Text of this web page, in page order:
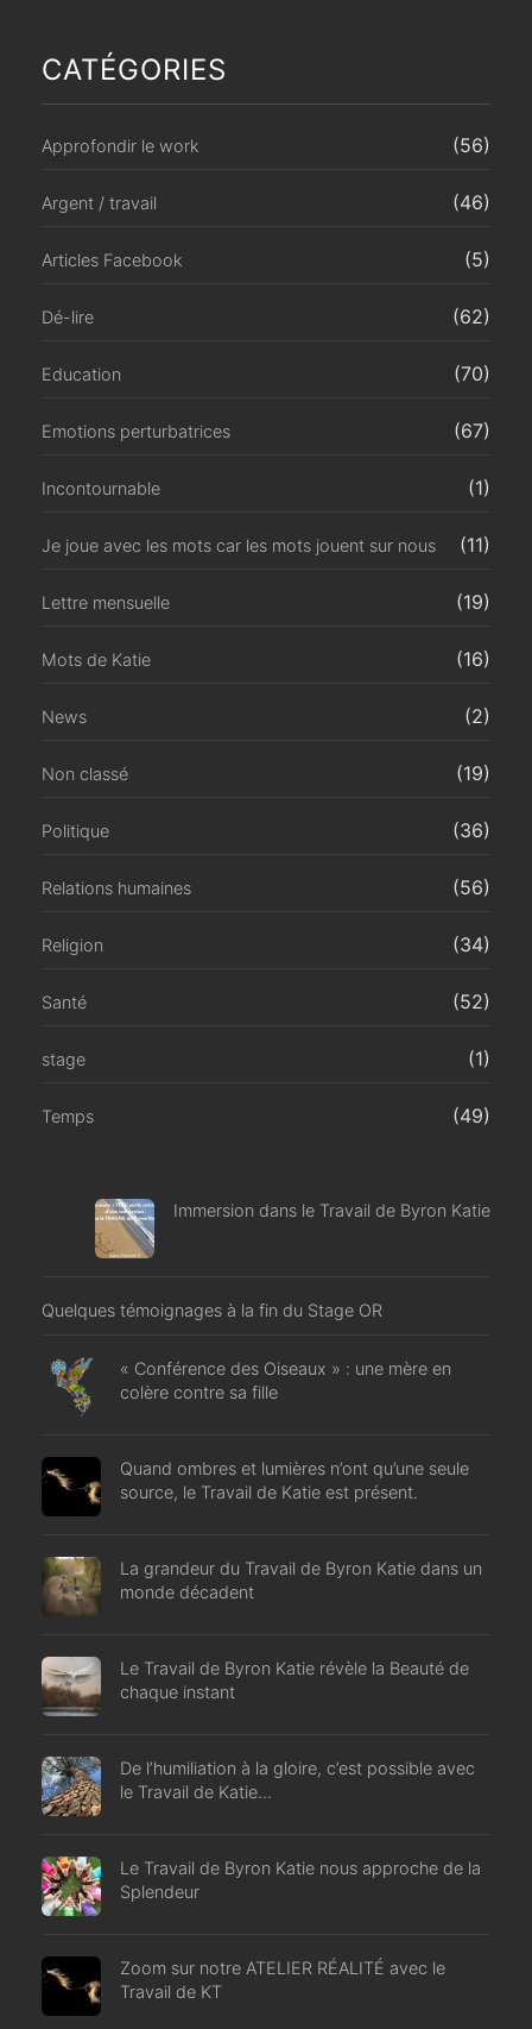
CATÉGORIES
Approfondir le work (56)
Argent / travail (46)
Articles Facebook (5)
Dé-lire (62)
Education (70)
Emotions perturbatrices (67)
Incontournable (1)
Je joue avec les mots car les mots jouent sur nous (11)
Lettre mensuelle (19)
Mots de Katie (16)
News (2)
Non classé (19)
Politique (36)
Relations humaines (56)
Religion (34)
Santé (52)
stage (1)
Temps (49)
Immersion dans le Travail de Byron Katie
Quelques témoignages à la fin du Stage OR
« Conférence des Oiseaux » : une mère en
colère contre sa fille
Quand ombres et lumières n’ont qu’une seule
source, le Travail de Katie est présent.
La grandeur du Travail de Byron Katie dans un
monde décadent
Le Travail de Byron Katie révèle la Beauté de
chaque instant
De l’humiliation à la gloire, c’est possible avec
le Travail de Katie…
Le Travail de Byron Katie nous approche de la
Splendeur
Zoom sur notre ATELIER RÉALITÉ avec le
Travail de KT